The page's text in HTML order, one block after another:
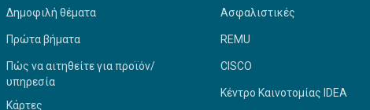
Δημοφιλή θέματα
Πρώτα βήματα
Πώς να αιτηθείτε για προϊόν/
υπηρεσία
Κάρτες
Ασφαλιστικές
REMU
CISCO
Κέντρο Καινοτομίας IDEA